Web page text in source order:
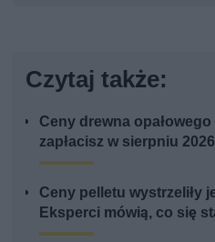
Czytaj także:
Ceny drewna
zapłacisz w sierpniu 2026
Ceny pelletu wystrzeliły
Eksperci mówią, co się